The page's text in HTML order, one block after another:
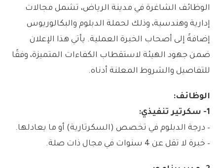
الوظائف الشاغرة في مدينة الرياض، تشمل مجالات
إدارية وهندسية، وذلك لحملة الدبلوم والبكالوريوس
إضافةً إلى أصحاب الخبرة العملية. يأتي هذا الإعلان
ضمن جهود الهيئة لاستقطاب الكفاءات المتميزة، وفقًا
للتفاصيل والشروط المعلنة أدناه.
الوظائف:
1- سكرتير تنفيذي:
– درجة الدبلوم في تخصص (السكرتارية) أو ما يعادلها.
– خبرة لا تقل عن 4 سنوات في مجال ذات صلة.